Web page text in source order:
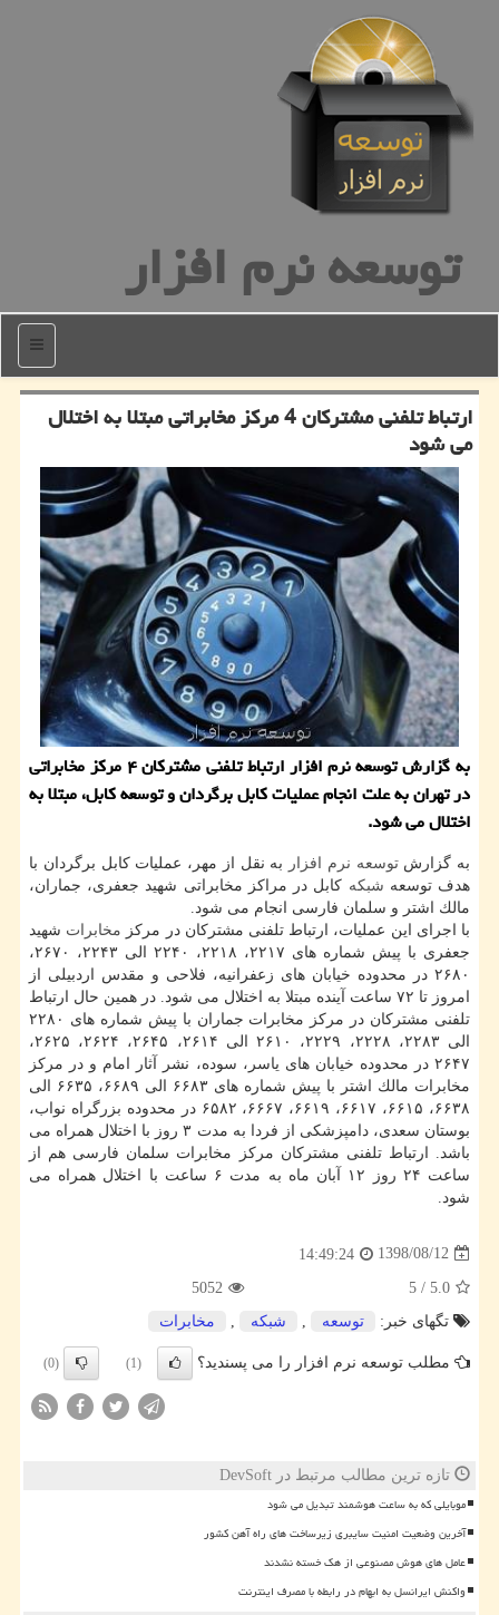
توسعه نرم افزار
منو
ارتباط تلفنی مشتركان 4 مركز مخابراتی مبتلا به اختلال
می شود
به گزارش توسعه نرم افزار ارتباط تلفنی مشتركان ۴ مركز مخابراتی
در تهران به علت انجام عملیات كابل برگردان و توسعه كابل، مبتلا به
اختلال می شود.
به گزارشتوسعه نرم افزار
به نقل از مهر، عملیات كابل برگردان با
هدف توسعه شبكه كابل در مراكز مخابراتی شهید جعفری، جماران،
مالك اشتر و سلمان فارسی انجام می شود.
با اجرای این عملیات، ارتباط تلفنی مشتركان در مركز مخابرات شهید
جعفری با پیش شماره های ۲۲۱۷، ۲۲۱۸، ۲۲۴۰ الی ۲۲۴۳، ۲۶۷۰،
۲۶۸۰ در محدوده خیابان های زعفرانیه، فلاحی و مقدس اردبیلی از
امروز تا ۷۲ ساعت آینده مبتلا به اختلال می شود. در همین حال ارتباط
تلفنی مشتركان در مركز مخابرات جماران با پیش شماره های ۲۲۸۰
الی ۲۲۸۳، ۲۲۲۸، ۲۲۲۹، ۲۶۱۰ الی ۲۶۱۴، ۲۶۴۵، ۲۶۲۴، ۲۶۲۵،
۲۶۴۷ در محدوده خیابان های یاسر، سوده، نشر آثار امام و در مركز
مخابرات مالك اشتر با پیش شماره های ۶۶۸۳ الی ۶۶۸۹، ۶۶۳۵ الی
۶۶۳۸، ۶۶۱۵، ۶۶۱۷، ۶۶۱۹، ۶۶۶۷، ۶۵۸۲ در محدوده بزرگراه نواب،
بوستان سعدی، دامپزشكی از فردا به مدت ۳ روز با اختلال همراه می
باشد. ارتباط تلفنی مشتركان مركز مخابرات سلمان فارسی هم از
ساعت ۲۴ روز ۱۲ آبان ماه به مدت ۶ ساعت با اختلال همراه می
شود.
1398/08/12
14:49:24
5.0
/
5
5052
تگهای خبر:
توسعه شبكه مخابرات
مطلب توسعه نرم افزار را می پسندید؟ (1)
(0)
تازه ترین مطالب مرتبط در DevSoft
موبایلی که به ساعت هوشمند تبدیل می شود
آخرین وضعیت امنیت سایبری زیرساخت های راه آهن کشور
عامل های هوش مصنوعی از هک خسته نشدند
واکنش ایرانسل به ابهام در رابطه با مصرف اینترنت